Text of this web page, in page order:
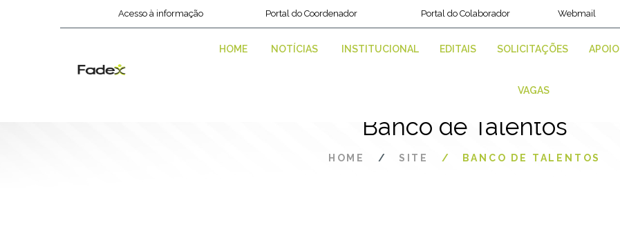
Acesso à informação Portal do Coordenador Portal do Colaborador Webmail
HOME NOTÍCIAS INSTITUCIONAL EDITAIS SOLICITAÇÕES APOIO
VAGAS
Banco de Talentos
HOME SITE BANCO DE TALENTOS